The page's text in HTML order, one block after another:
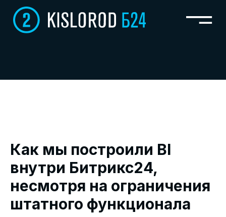
Как мы построили BI
внутри Битрикс24,
несмотря на ограничения
штатного функционала